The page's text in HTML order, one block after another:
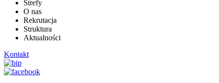
Strefy
O nas
Rekrutacja
Struktura
Aktualności
Kontakt